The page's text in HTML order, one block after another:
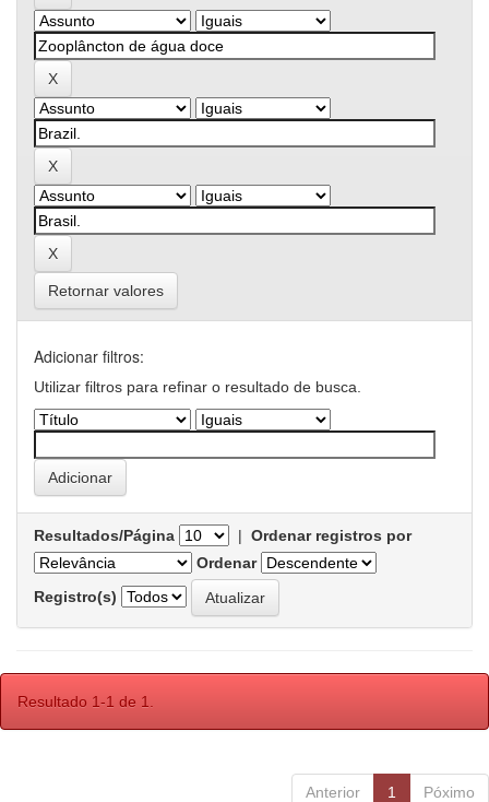
Retornar valores
Adicionar filtros:
Utilizar filtros para refinar o resultado de busca.
Resultados/Página | Ordenar registros por
Ordenar
Registro(s)
Resultado 1-1 de 1.
Anterior 1 Póximo